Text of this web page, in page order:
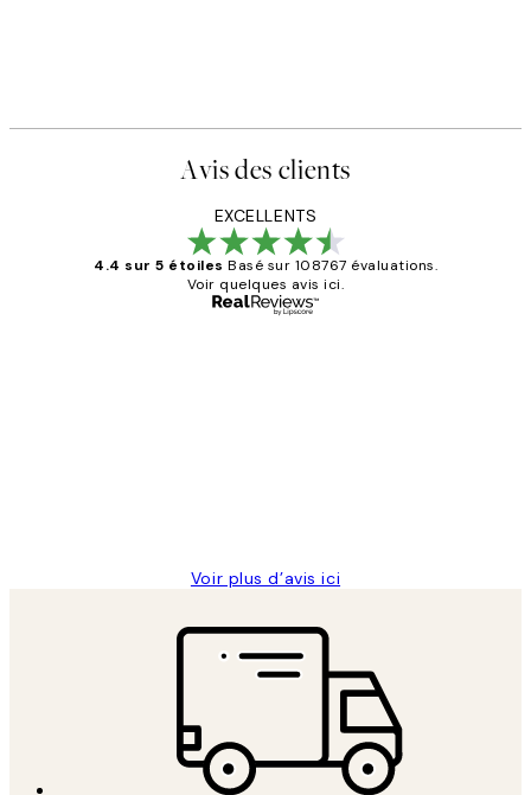
Avis des clients
EXCELLENTS
4.4 sur 5 étoiles Basé sur 108767 évaluations.
Voir quelques avis ici.
Voir plus d’avis ici